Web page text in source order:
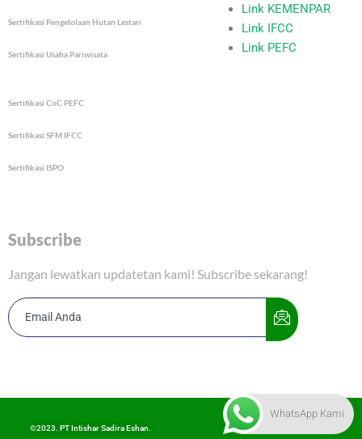
Sertifikasi Pengelolaan Hutan Lestari
Sertifikasi Usaha Pariwisata
Sertifikasi CoC PEFC
Sertifikasi SFM IFCC
Sertifikasi ISPO
Link KEMENPAR
Link IFCC
Link PEFC
Subscribe
Jangan lewatkan updatetan kami! Subscribe sekarang!
©2023. PT Intishar Sadira Eshan. Privacy Policy
WhatsApp Kami